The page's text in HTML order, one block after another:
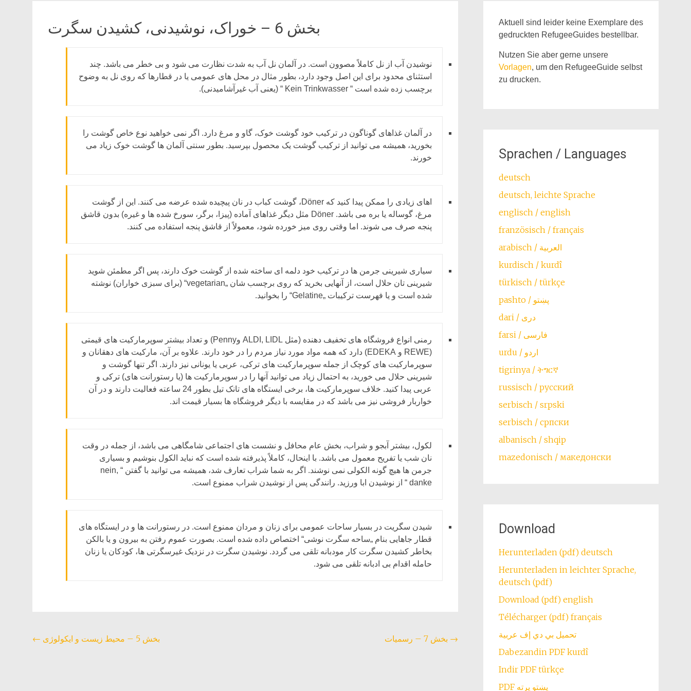
بخش 6 – خوراک، نوشیدنی، کشیدن سگرت
نوشیدن آب از نل کاملاً مصوون است. در آلمان نل آب به شدت نظارت می شود و بی خطر می باشد. چند
استثنای محدود برای این اصل وجود دارد، بطور مثال در محل های عمومی یا در قطارها که روی نل به وضوح
برچسب زده شده است “ Kein Trinkwasser “ (یعنی آب غیرآشامیدنی).
در آلمان غذاهای گوناگون در ترکیب خود گوشت خوک، گاو و مرغ دارد. اگر نمی خواهید نوع خاص گوشت را
بخورید، همیشه می توانید از ترکیب گوشت یک محصول بپرسید. بطور سنتی آلمان ها گوشت خوک زیاد می
خورند.
اهای زیادی را ممکن پیدا کنید که Döner، گوشت کباب در نان پیچیده شده عرضه می کنند. این از گوشت
مرغ، گوساله یا بره می باشد. Döner مثل دیگر غذاهای آماده (پیزا، برگر، سورخ شده ها و غیره) بدون قاشق
پنجه صرف می شوند. اما وقتی روی میز خورده شود، معمولاً از قاشق پنجه استفاده می کنند.
سیاری شیرینی جرمن ها در ترکیب خود دلمه ای ساخته شده از گوشت خوک دارند، پس اگر مطمئن شوید
شیرینی تان حلال است، از آنهایی بخرید که روی برچسب شان „vegetarian“ (برای سبزی خواران) نوشته
شده است و یا فهرست ترکیبات „Gelatine“ را بخوانید.
رمنی انواع فروشگاه های تخفیف دهنده (مثل ALDI, LIDL وPenny) و تعداد بیشتر سوپرمارکیت های قیمتی
(REWE و EDEKA) دارد که همه مواد مورد نیاز مردم را در خود دارند. علاوه بر آن، مارکیت های دهقانان و
سوپرمارکیت های کوچک از جمله سوپرمارکیت های ترکی، عربی یا یونانی نیز دارند. اگر تنها گوشت و
شیرینی حلال می خورید، به احتمال زیاد می توانید آنها را در سوپرمارکیت ها (یا رستورانت های) ترکی و
عربی پیدا کنید. خلاف سوپرمارکیت ها، برخی ایستگاه های تانک تیل بطور 24 ساعته فعالیت دارند و در آن
خواربار فروشی نیز می باشد که در مقایسه با دیگر فروشگاه ها بسیار قیمت اند.
لکول، بیشتر آبجو و شراب، بخش عام محافل و نشست های اجتماعی شامگاهی می باشد، از جمله در وقت
نان شب یا تفریح معمول می باشد. با اینحال، کاملاً پذیرفته شده است که نباید الکول بنوشیم و بسیاری
جرمن ها هیچ گونه الکولی نمی نوشند. اگر به شما شراب تعارف شد، همیشه می توانید با گفتن “ nein,
danke “ از نوشیدن ابا ورزید. رانندگی پس از نوشیدن شراب ممنوع است.
شیدن سگریت در بسیار ساحات عمومی برای زنان و مردان ممنوع است. در رستورانت ها و در ایستگاه های
قطار جاهایی بنام „ساحه سگرت نوشی“ اختصاص داده شده است. بصورت عموم رفتن به بیرون و یا بالکن
بخاطر کشیدن سگرت کار مودبانه تلقی می گردد. نوشیدن سگرت در نزدیک غیرسگرتی ها، کودکان یا زنان
حامله اقدام بی ادبانه تلقی می شود.
Beitragsnavigation
← بخش 5 – محیط زیست و ایکولوژی →
Aktuell sind leider keine Exemplare des
gedruckten RefugeeGuides bestellbar.
Nutzen Sie aber gerne unsere
Vorlagen, um den RefugeeGuide selbst
zu drucken.
Sprachen / Languages
deutsch
deutsch, leichte Sprache
englisch / english
französisch / français
arabisch / العربية
kurdisch / kurdî
türkisch / türkçe
dari / ‏درى‎
farsi / ‏فارسی
urdu / اردو
tigrinya / ትግርኛ
russisch / русский
serbisch / srpski
serbisch / српски
albanisch / shqip
mazedonisch / македонски
Download
Herunterladen (pdf) deutsch
Herunterladen in leichter Sprache,
deutsch (pdf)
Download (pdf) english
Télécharger (pdf) français
تحميل بي دي إف عربية
Dabezandin PDF kurdî
Indir PDF türkçe
PDF پښتو پرته